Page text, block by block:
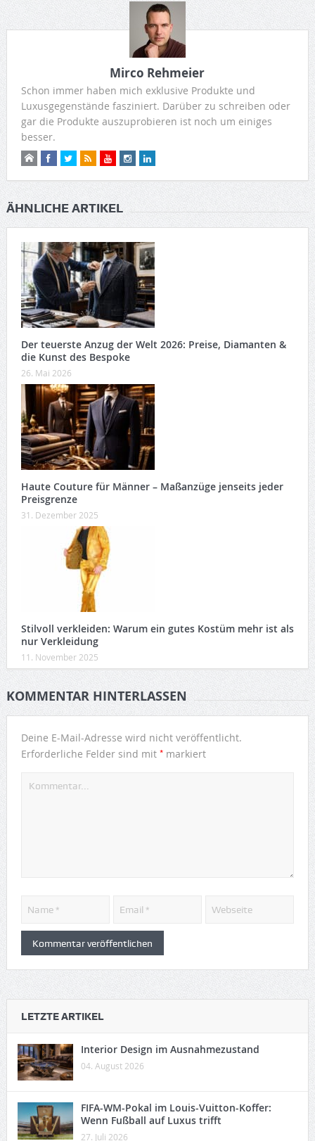
Mirco Rehmeier
Schon immer haben mich exklusive Produkte und
Luxusgegenstände fasziniert. Darüber zu schreiben oder
gar die Produkte auszuprobieren ist noch um einiges
besser.
ÄHNLICHE ARTIKEL
Der teuerste Anzug der Welt 2026: Preise, Diamanten &
die Kunst des Bespoke
26. Mai 2026
Haute Couture für Männer – Maßanzüge jenseits jeder
Preisgrenze
31. Dezember 2025
Stilvoll verkleiden: Warum ein gutes Kostüm mehr ist als
nur Verkleidung
11. November 2025
KOMMENTAR HINTERLASSEN
Deine E-Mail-Adresse wird nicht veröffentlicht.
Erforderliche Felder sind mit *markiert
LETZTE ARTIKEL
Interior Design im Ausnahmezustand
04. August 2026
FIFA-WM-Pokal im Louis-Vuitton-Koffer:
Wenn Fußball auf Luxus trifft
27. Juli 2026